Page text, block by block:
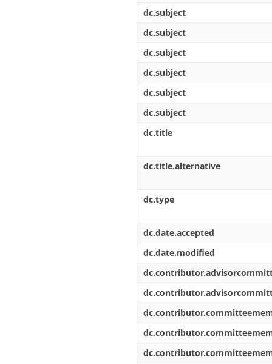
dc.subject
dc.subject
dc.subject
dc.subject
dc.subject
dc.subject
dc.title
dc.title.alternative
dc.type
dc.date.accepted
dc.date.modified